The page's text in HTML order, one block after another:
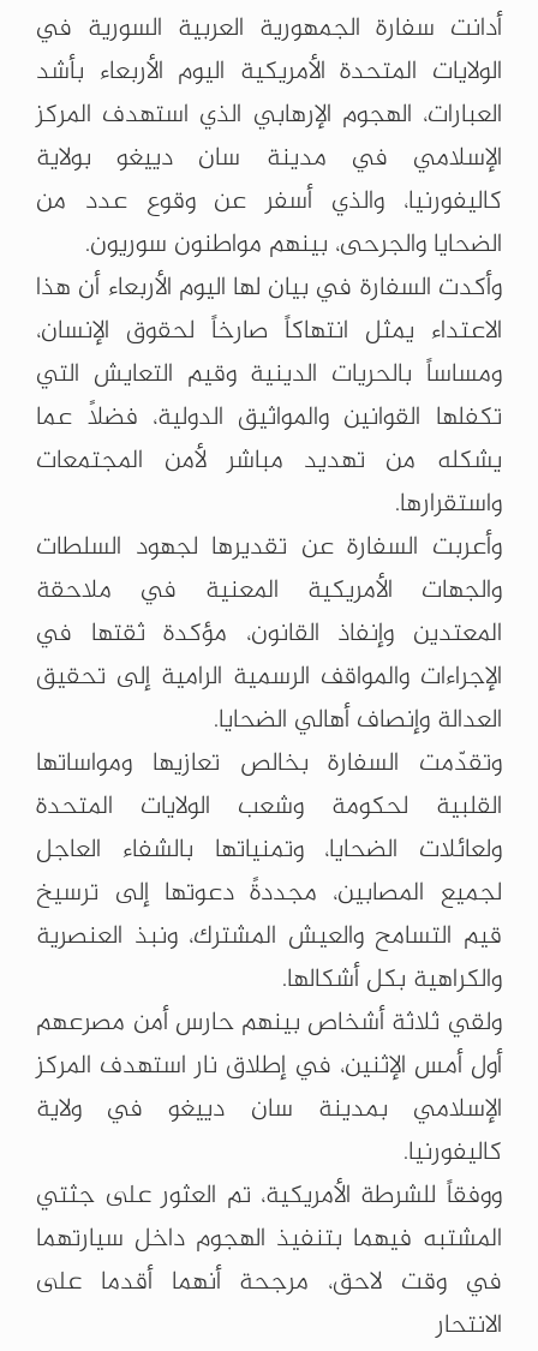
أدانت سفارة الجمهورية العربية السورية في
الولايات المتحدة الأمريكية اليوم الأربعاء بأشد
العبارات، الهجوم الإرهابي الذي استهدف المركز
الإسلامي في مدينة سان دييغو بولاية
كاليفورنيا، والذي أسفر عن وقوع عدد من
الضحايا والجرحى، بينهم مواطنون سوريون.
وأكدت السفارة في بيان لها اليوم الأربعاء أن هذا
الاعتداء يمثل انتهاكاً صارخاً لحقوق الإنسان،
ومساساً بالحريات الدينية وقيم التعايش التي
تكفلها القوانين والمواثيق الدولية، فضلاً عما
يشكله من تهديد مباشر لأمن المجتمعات
واستقرارها.
وأعربت السفارة عن تقديرها لجهود السلطات
والجهات الأمريكية المعنية في ملاحقة
المعتدين وإنفاذ القانون، مؤكدة ثقتها في
الإجراءات والمواقف الرسمية الرامية إلى تحقيق
العدالة وإنصاف أهالي الضحايا.
وتقدّمت السفارة بخالص تعازيها ومواساتها
القلبية لحكومة وشعب الولايات المتحدة
ولعائلات الضحايا، وتمنياتها بالشفاء العاجل
لجميع المصابين، مجددةً دعوتها إلى ترسيخ
قيم التسامح والعيش المشترك، ونبذ العنصرية
والكراهية بكل أشكالها.
ولقي ثلاثة أشخاص بينهم حارس أمن مصرعهم
أول أمس الإثنين، في إطلاق نار استهدف المركز
الإسلامي ‏بمدينة سان دييغو في ولاية
كاليفورنيا.
ووفقاً للشرطة الأمريكية، تم العثور على جثتي
المشتبه فيهما بتنفيذ الهجوم داخل سيارتهما
في وقت لاحق، مرجحة أنهما أقدما على
الانتحار